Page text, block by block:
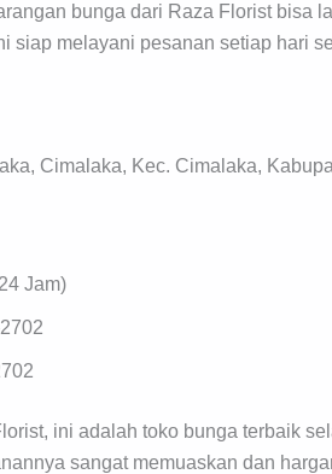
bunga dari Raza Florist bisa
siap melayani pesanan setiap hari
Cimalaka, Kec. Cimalaka,
Jam)
ini adalah toko bunga terbaik
sangat memuaskan dan